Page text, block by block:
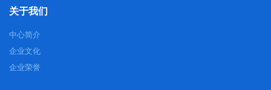
关于我们
中心简介
企业文化
企业荣誉